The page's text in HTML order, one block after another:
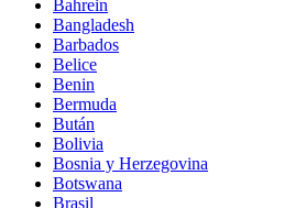
Bahrein
Bangladesh
Barbados
Belice
Benin
Bermuda
Bután
Bolivia
Bosnia y Herzegovina
Botswana
Brasil